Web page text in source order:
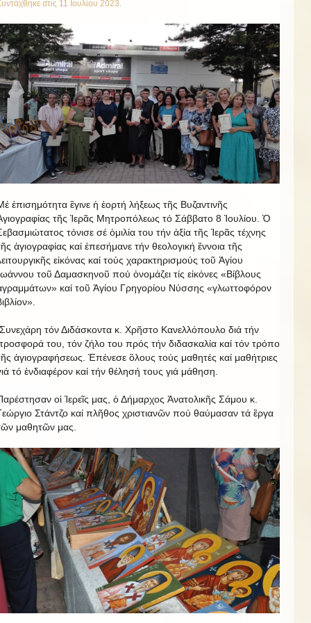
στις 11 Ιουλίου 2023.
ἐπισημότητα ἒγινε ἡ ἐορτή λήξεως τῆς Βυζαντινῆς
τῆς Ἱερᾶς Μητροπόλεως τό Σάββατο 8 Ἰουλίου. Ὁ
τόνισε σέ ὁμιλία του τήν ἀξία τῆς Ἱερᾶς τέχνης
ἁγιογραφίας καί ἐπεσήμανε τήν θεολογική ἒννοια τῆς
εἰκόνας καί τούς χαρακτηρισμούς τοῦ Ἁγίου
τοῦ Δαμασκηνοῦ πού ὁνομάζει τίς εἰκόνες «Βίβλους
καί τοῦ Ἁγίου Γρηγορίου Νύσσης «γλωττοφόρον
τόν Διδάσκοντα κ. Χρῆστο Κανελλόπουλο διά τήν
του, τόν ζήλο του πρός τήν διδασκαλία καί τόν τρόπο
ἁγιογραφήσεως. Ἐπένεσε ὃλους τούς μαθητές καί μαθήτριες
τό ἐνδιαφέρον καί τήν θέλησή τους γιά μάθηση.
οἱ Ἱερεῖς μας, ὁ Δήμαρχος Ἀνατολικῆς Σάμου κ.
Στάντζο καί πλῆθος χριστιανῶν πού θαύμασαν τά ἒργα
μαθητῶν μας.